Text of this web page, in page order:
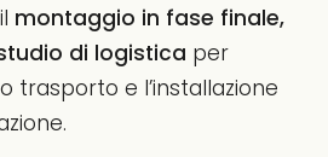
montaggio in fase finale,
di logistica per
trasporto e l’installazione